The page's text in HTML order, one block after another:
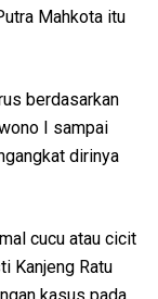
Mahkota itu
berdasarkan
I sampai
dirinya
cucu atau cicit
Kanjeng Ratu